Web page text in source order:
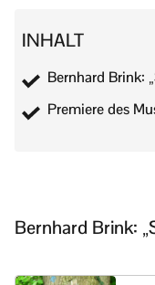
INHALT
Bernhard Brink:
Premiere des
Bernhard Brink: